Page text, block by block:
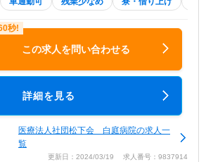
この求人を問い合わせる
詳細を見る
医療法人社団松下会 白庭病院の求人一
覧
更新日：2024/03/19 求人番号：9837914